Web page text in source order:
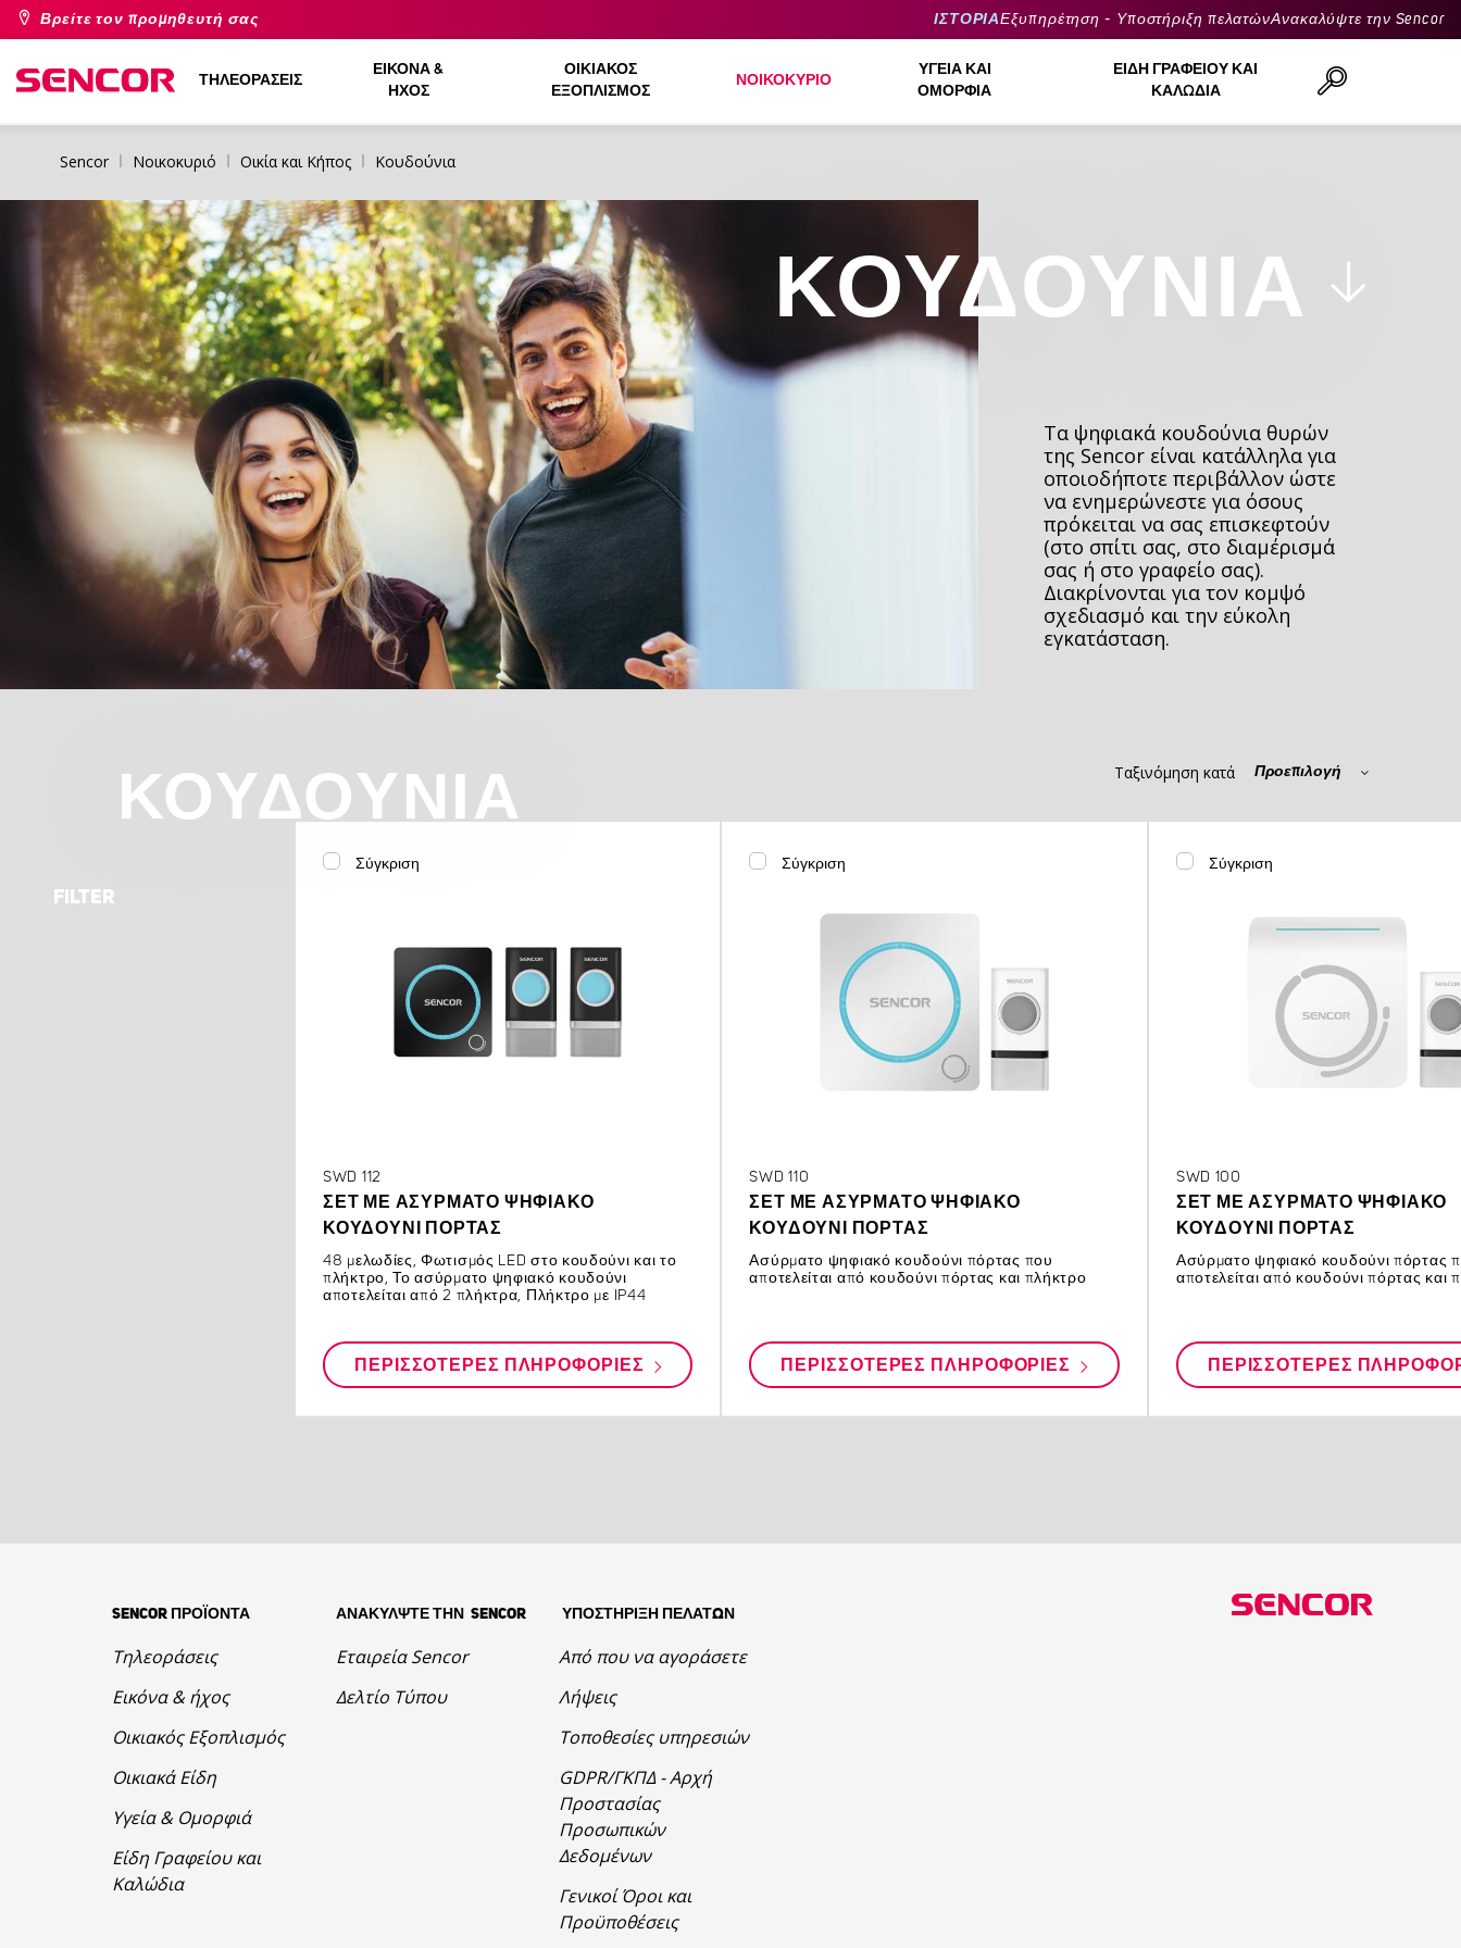
Βρείτε τον προμηθευτή σας ΙΣΤΟΡΙΑΕξυπηρέτηση - Υποστήριξη πελατώνΑνακαλύψτε την Sencor
ΤΗΛΕΟΡΆΣΕΙΣ
ΕΙΚΌΝΑ &
ΉΧΟΣ
ΟΙΚΙΑΚΌΣ
ΕΞΟΠΛΙΣΜΌΣ
ΝΟΙΚΟΚΥΡΙΌ
ΥΓΕΊΑ ΚΑΙ
ΟΜΟΡΦΙΆ
ΕΊΔΗ ΓΡΑΦΕΊΟΥ ΚΑΙ
ΚΑΛΏΔΙΑ
Sencor Νοικοκυριό Οικία και Κήπος Κουδούνια
ΚΟΥΔΟΎΝΙΑ
Τα ψηφιακά κουδούνια θυρών
της Sencor είναι κατάλληλα για
οποιοδήποτε περιβάλλον ώστε
να ενημερώνεστε για όσους
πρόκειται να σας επισκεφτούν
(στο σπίτι σας, στο διαμέρισμά
σας ή στο γραφείο σας).
Διακρίνονται για τον κομψό
σχεδιασμό και την εύκολη
εγκατάσταση.
ΚΟΥΔΟΎΝΙΑ Ταξινόμηση κατά Προεπιλογή
FILTER
Σύγκριση
SWD 112
ΣΕΤ ΜΕ ΑΣΎΡΜΑΤΟ ΨΗΦΙΑΚΌ
ΚΟΥΔΟΎΝΙ ΠΌΡΤΑΣ
48 μελωδίες, Φωτισμός LED στο κουδούνι και το
πλήκτρο, Το ασύρματο ψηφιακό κουδούνι
αποτελείται από 2 πλήκτρα, Πλήκτρο με IP44
ΠΕΡΙΣΣΌΤΕΡΕΣ ΠΛΗΡΟΦΟΡΊΕΣ
Σύγκριση
SWD 110
ΣΕΤ ΜΕ ΑΣΎΡΜΑΤΟ ΨΗΦΙΑΚΌ
ΚΟΥΔΟΎΝΙ ΠΌΡΤΑΣ
Ασύρματο ψηφιακό κουδούνι πόρτας που
αποτελείται από κουδούνι πόρτας και πλήκτρο
ΠΕΡΙΣΣΌΤΕΡΕΣ ΠΛΗΡΟΦΟΡΊΕΣ
Σύγκριση
SWD 100
ΣΕΤ ΜΕ ΑΣΎΡΜΑΤΟ ΨΗΦΙΑΚΌ
ΚΟΥΔΟΎΝΙ ΠΌΡΤΑΣ
Ασύρματο ψηφιακό κουδούνι πόρτας
αποτελείται από κουδούνι πόρτας και
ΠΕΡΙΣΣΌΤΕΡΕΣ
SENCOR ΠΡΟΪΟΝΤΑ
Τηλεοράσεις
Εικόνα & ήχος
Οικιακός Εξοπλισμός
Οικιακά Είδη
Υγεία & Ομορφιά
Είδη Γραφείου και
Καλώδια
ΑΝΑΚΥΛΨΤΕ ΤΗΝ SENCOR
Εταιρεία Sencor
Δελτίο Τύπου
ΥΠΟΣΤΗΡΙΞΗ ΠΕΛΑΤΩΝ
Από που να αγοράσετε
Λήψεις
Τοποθεσίες υπηρεσιών
GDPR/ΓΚΠΔ - Αρχή
Προστασίας
Προσωπικών
Δεδομένων
Γενικοί Όροι και
Προϋποθέσεις